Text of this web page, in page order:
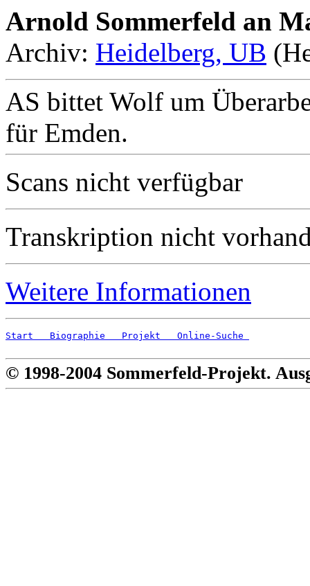
Arnold Sommerfeld an
Archiv: Heidelberg, UB
AS bittet Wolf um
für Emden.
Scans nicht verfügbar
Transkription nicht
Weitere Informationen
Start
   Biographie
   Projekt
   Online-Suche
© 1998-2004 Sommerfeld-Projekt.